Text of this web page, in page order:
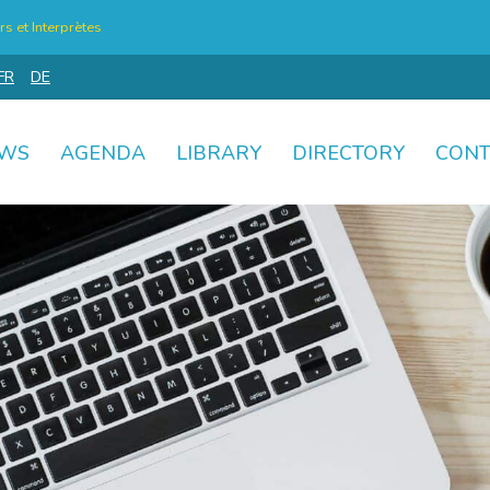
et Interprètes
DE
AGENDA LIBRARY DIRECTORY